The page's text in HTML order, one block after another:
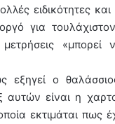
ειδικότητες
για
ο
αυτών είναι η
εκτιμάται πως